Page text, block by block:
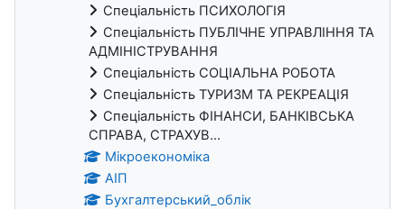
Спеціальність ПСИХОЛОГІЯ
Спеціальність ПУБЛІЧНЕ УПРАВЛІННЯ ТА
АДМІНІСТРУВАННЯ
Спеціальність СОЦІАЛЬНА РОБОТА
Спеціальність ТУРИЗМ ТА РЕКРЕАЦІЯ
Спеціальність ФІНАНСИ, БАНКІВСЬКА
СПРАВА, СТРАХУВ...
Мікроекономіка
АІП
Бухгалтерський_облік